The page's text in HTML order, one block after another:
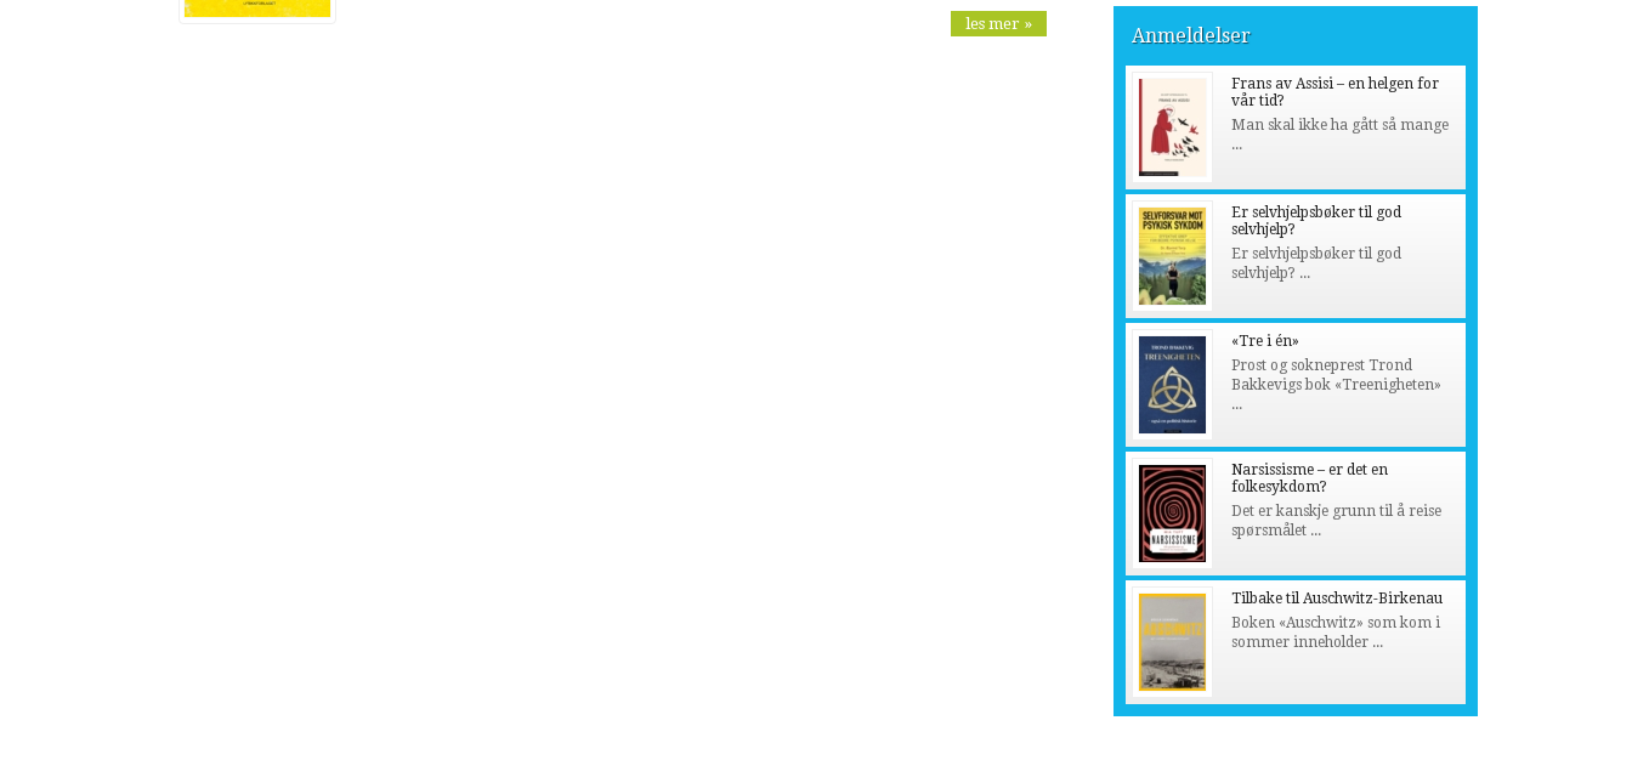
les mer »
Anmeldelser
Frans av Assisi – en helgen for
vår tid?
Man skal ikke ha gått så mange
...
Er selvhjelpsbøker til god
selvhjelp?
Er selvhjelpsbøker til god
selvhjelp? ...
«Tre i én»
Prost og sokneprest Trond
Bakkevigs bok «Treenigheten»
...
Narsissisme – er det en
folkesykdom?
Det er kanskje grunn til å reise
spørsmålet ...
Tilbake til Auschwitz-Birkenau
Boken «Auschwitz» som kom i
sommer inneholder ...